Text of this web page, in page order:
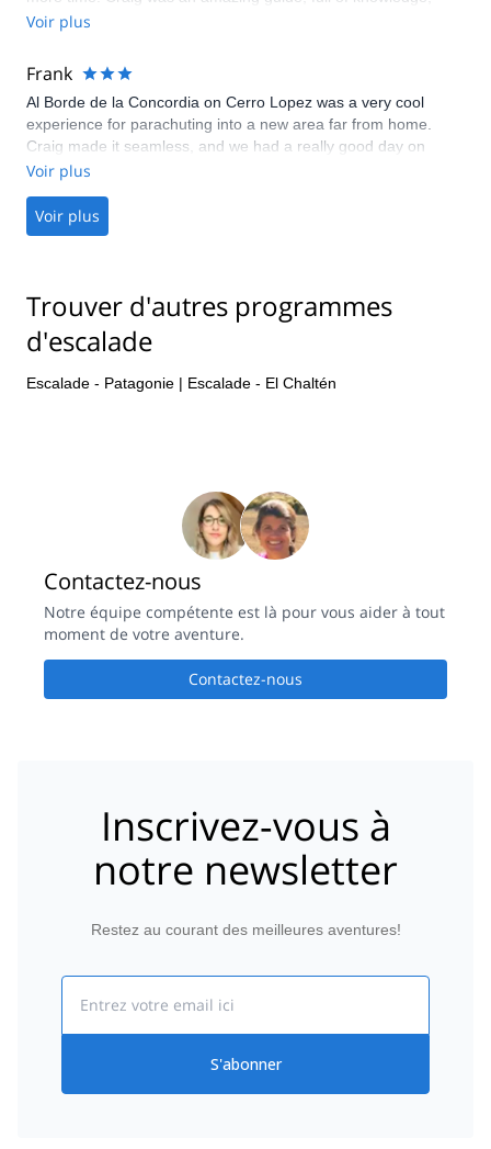
experience and when I'm back I'll be going climbing with him
all that mountain air!!
Voir plus
Frank
Al Borde de la Concordia on Cerro Lopez was a very cool
experience for parachuting into a new area far from home.
Craig made it seamless, and we had a really good day on
some fine rock in a spectacular setting.
Voir plus
Voir plus
Trouver d'autres programmes
d'escalade
Escalade - Patagonie | Escalade - El Chaltén
Contactez-nous
Notre équipe compétente est là pour vous aider à tout
moment de votre aventure.
Contactez-nous
Inscrivez-vous à
notre newsletter
Restez au courant des meilleures aventures!
S'abonner